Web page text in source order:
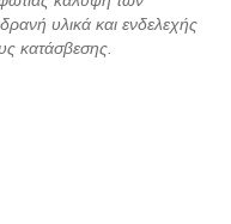
υλικά και ενδελεχής
κατάσβεσης.